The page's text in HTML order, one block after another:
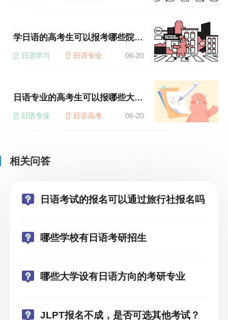
学日语的高考生可以报考哪些院校？
日语学习 日语专业 06-20
日语专业的高考生可以报哪些大学？
日语专业 日语高考 06-20
相关问答
日语考试的报名可以通过旅行社报名吗
哪些学校有日语考研招生
哪些大学设有日语方向的考研专业
JLPT报名不成，是否可选其他考试？